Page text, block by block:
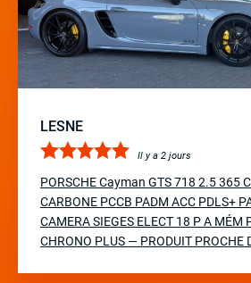
LESNE
Il y a 2 jours
PORSCHE Cayman GTS 718 2.5 365
CARBONE PCCB PADM ACC PDLS+
CAMERA SIEGES ELECT 18 P A MÉM
CHRONO PLUS — PRODUIT PROCHE